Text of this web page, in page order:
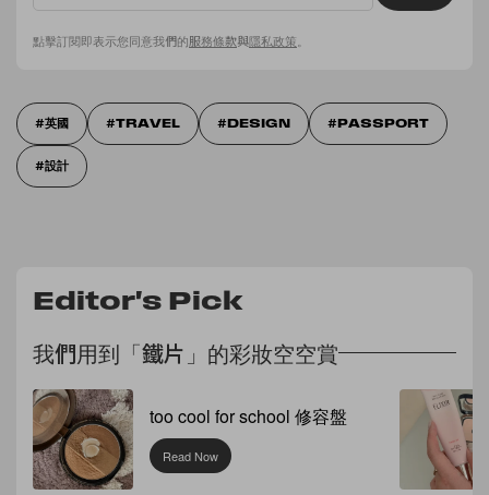
點擊訂閱即表示您同意我們的服務條款與隱私政策
英國 TRAVEL DESIGN PASSPORT
設計
Editor's Pick
我們用到「鐵片」的彩妝空空賞
too cool for school 修容盤
Read Now